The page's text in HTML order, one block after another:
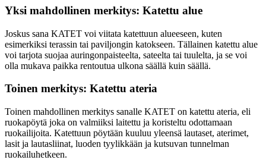
Yksi mahdollinen merkitys: Katettu alue
Joskus sana KATET voi viitata katettuun alueeseen, kuten
esimerkiksi terassin tai paviljongin katokseen. Tällainen katettu alue
voi tarjota suojaa auringonpaisteelta, sateelta tai tuulelta, ja se voi
olla mukava paikka rentoutua ulkona säällä kuin säällä.
Toinen merkitys: Katettu ateria
Toinen mahdollinen merkitys sanalle KATET on katettu ateria, eli
ruokapöytä joka on valmiiksi laitettu ja koristeltu odottamaan
ruokailijoita. Katettuun pöytään kuuluu yleensä lautaset, aterimet,
lasit ja lautasliinat, luoden tyylikkään ja kutsuvan tunnelman
ruokailuhetkeen.